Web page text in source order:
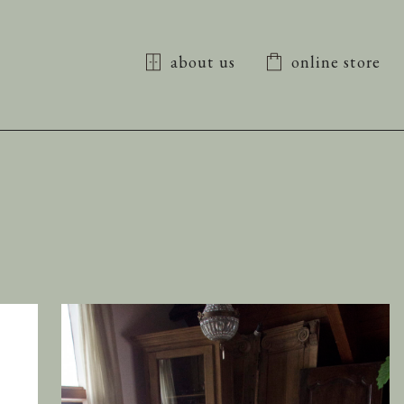
about us online store